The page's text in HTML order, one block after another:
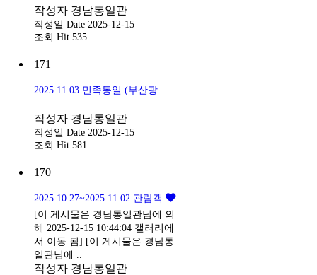
작성자 경남통일관
작성일 Date 2025-12-15
조회 Hit 535
171
작성자 경남통일관
작성일 Date 2025-12-15
조회 Hit 581
170
2025.10.27~2025.11.02 관람객
[이 게시물은 경남통일관님에 의
해 2025-12-15 10:44:04 갤러리에
서 이동 됨] [이 게시물은 경남통
일관님에 ..
작성자 경남통일관